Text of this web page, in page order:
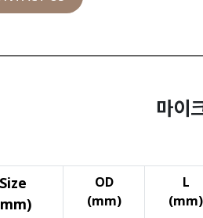
마이
Size
OD
(mm)
L
(mm)